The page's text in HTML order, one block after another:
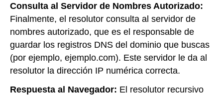
Consulta al Servidor de Nombres Autorizado:
Finalmente, el resolutor consulta al servidor de
nombres autorizado, que es el responsable de
guardar los registros DNS del dominio que buscas
(por ejemplo, ejemplo.com). Este servidor le da al
resolutor la dirección IP numérica correcta.
Respuesta al Navegador: El resolutor recursivo